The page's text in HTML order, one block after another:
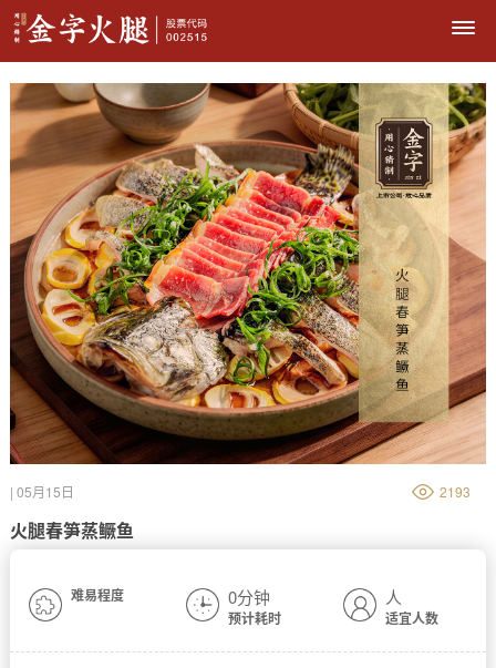
2193
| 05月15日
火腿春笋蒸鳜鱼
难易程度 0分钟
预计耗时
人
适宜人数